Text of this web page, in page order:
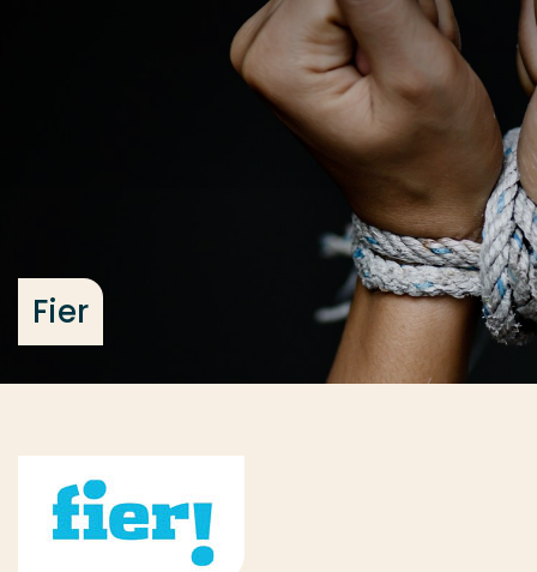
Ga direct naar de content
Fier